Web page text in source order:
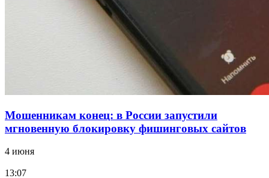
Фестиваль #ТриЧетыре в Волгограде пройдёт
11–13 сентября в рамках Года единства народов
Мошенникам конец: в России запустили
мгновенную блокировку фишинговых сайтов
4 июня
13:07